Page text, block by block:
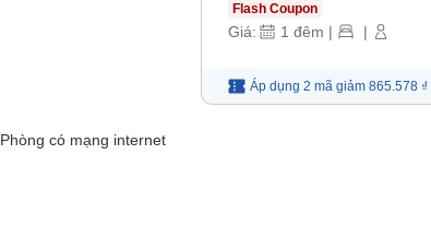
Phòng có mạng internet
Flash Coupon
Giá: 1 đêm | |
Áp dụng 2 mã giảm 865.578 ₫